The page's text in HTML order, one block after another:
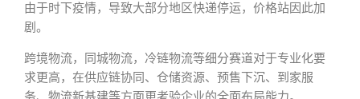
由于时下疫情，导致大部分地区快递停运，价格站因此加
剧。
跨境物流，同城物流，冷链物流等细分赛道对于专业化要
求更高，在供应链协同、仓储资源、预售下沉、到家服